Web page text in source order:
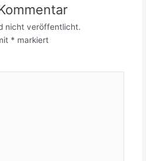
nicht veröffentlicht.
* markiert